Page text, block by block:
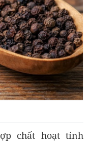
chất hoạt tính